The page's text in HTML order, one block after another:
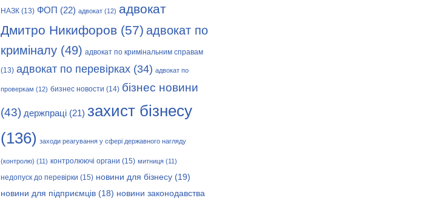
НАЗК(13) ФОП (22) адвокат(12) адвокат
Дмитро Никифоров(57) адвокат по
криміналу(49) адвокат по кримінальним справам
(13) адвокат по перевірках(34) адвокат по
проверкам (12) бизнес новости (14) бізнес новини
(43) держпраці(21) захист бізнесу
(136) заходи реагування у сфері державного нагляду
(контролю) (11) контролюючі органи (15) митниця(11)
недопуск до перевірки (15) новини для бізнесу(19)
новини для підприємців(18) новини законодавства